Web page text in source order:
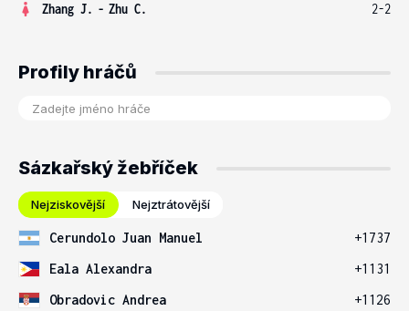
Zhang J. - Zhu C. 2-2
Profily hráčů
Sázkařský žebříček
Nejziskovější Nejztrátovější
Cerundolo Juan Manuel
+1737
Eala Alexandra
+1131
Obradovic Andrea
+1126